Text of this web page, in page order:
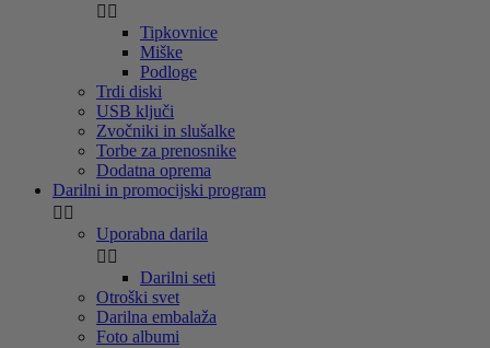
 
Tipkovnice
Miške
Podloge
Trdi diski
USB ključi
Zvočniki in slušalke
Torbe za prenosnike
Dodatna oprema
Darilni in promocijski program
 
Uporabna darila
 
Darilni seti
Otroški svet
Darilna embalaža
Foto albumi